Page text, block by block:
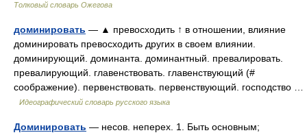
Толковый словарь Ожегова
доминировать — ▲ превосходить ↑ в отношении, влияние
доминировать превосходить других в своем влиянии.
доминирующий. доминанта. доминантный. превалировать.
превалирующий. главенствовать. главенствующий (#
соображение). первенствовать. первенствующий. господство …
Идеографический словарь русского языка
Доминировать — несов. неперех. 1. Быть основным;